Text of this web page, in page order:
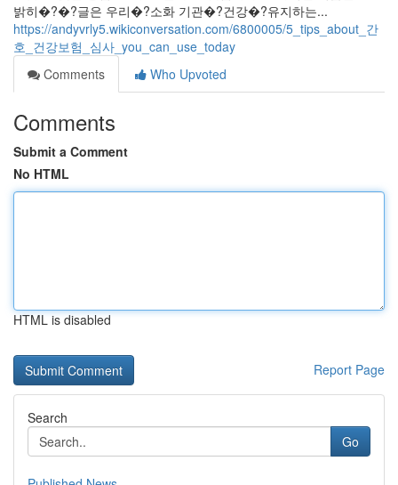
밝히�?�?글은 우리�?소화 기관�?건강�?유지하는...
https://andyvrly5.wikiconversation.com/6800005/5_tips_about_간
호_건강보험_심사_you_can_use_today
Comments
Who Upvoted
Comments
Submit a Comment
No HTML
HTML is disabled
Report Page
Search
Go